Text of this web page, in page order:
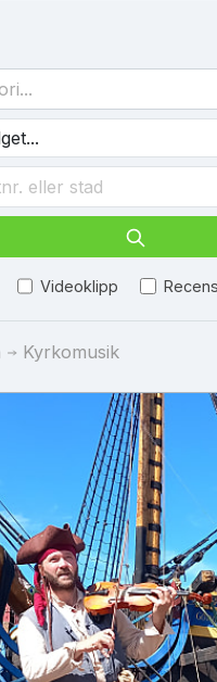
Videoklipp
Kyrkomusik